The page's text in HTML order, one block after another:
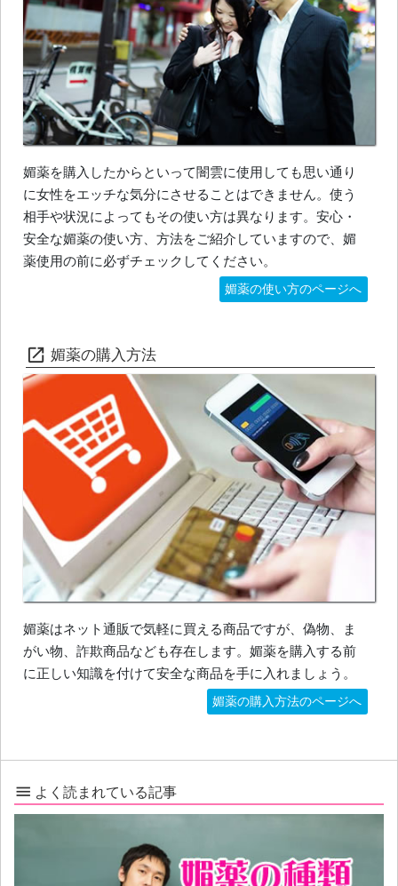
媚薬を購入したからといって闇雲に使用しても思い通り
に女性をエッチな気分にさせることはできません。使う
相手や状況によってもその使い方は異なります。安心・
安全な媚薬の使い方、方法をご紹介していますので、媚
薬使用の前に必ずチェックしてください。
媚薬の使い方のページへ
媚薬の購入方法
媚薬はネット通販で気軽に買える商品ですが、偽物、ま
がい物、詐欺商品なども存在します。媚薬を購入する前
に正しい知識を付けて安全な商品を手に入れましょう。
媚薬の購入方法のページへ
よく読まれている記事